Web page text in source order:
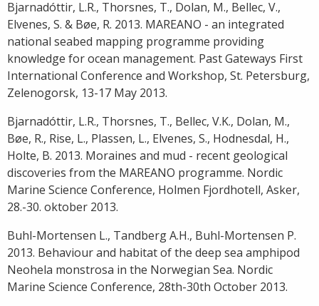
Bjarnadóttir, L.R., Thorsnes, T., Dolan, M., Bellec, V.,
Elvenes, S. & Bøe, R. 2013. MAREANO - an integrated
national seabed mapping programme providing
knowledge for ocean management. Past Gateways First
International Conference and Workshop, St. Petersburg,
Zelenogorsk, 13-17 May 2013.
Bjarnadóttir, L.R., Thorsnes, T., Bellec, V.K., Dolan, M.,
Bøe, R., Rise, L., Plassen, L., Elvenes, S., Hodnesdal, H.,
Holte, B. 2013. Moraines and mud - recent geological
discoveries from the MAREANO programme. Nordic
Marine Science Conference, Holmen Fjordhotell, Asker,
28.-30. oktober 2013.
Buhl-Mortensen L., Tandberg A.H., Buhl-Mortensen P.
2013. Behaviour and habitat of the deep sea amphipod
Neohela monstrosa in the Norwegian Sea. Nordic
Marine Science Conference, 28th-30th October 2013.